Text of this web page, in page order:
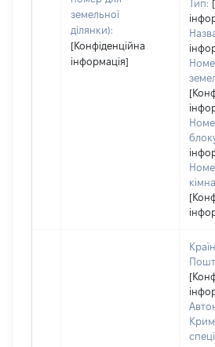
земельної
ділянки):
[Конфіденційна
інформація]
Тип: